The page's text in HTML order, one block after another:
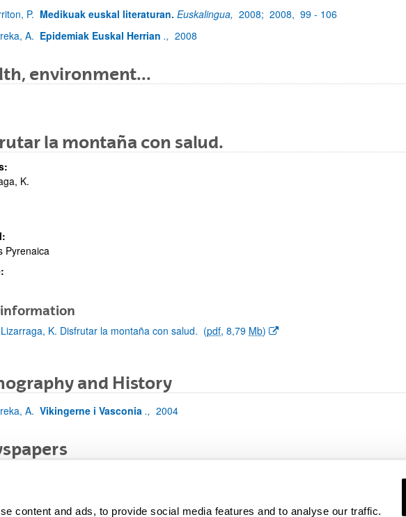
content and ads, to provide social media features and to analyse our traffic.
P. Medikuak euskal literaturan. Euskalingua, 2008; 2008, 99 - 106
A. Epidemiak Euskal Herrian ., 2008
environment...
la montaña con salud.
K.
Pyrenaica
information
(Opens New Window)
Lizarraga, K. Disfrutar la montaña con salud. (pdf, 8,79 Mb)
and History
A. Vikingerne i Vasconia ., 2004